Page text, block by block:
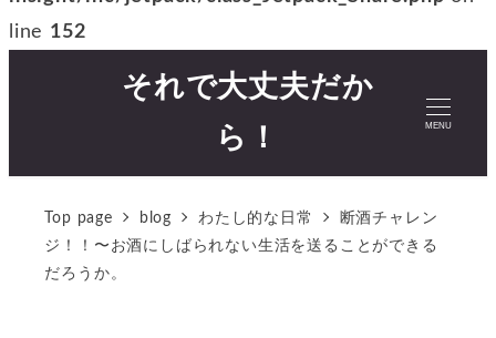
line 152
それで大丈夫だか
ら！
MENU
Top page blog わたし的な日常
断酒チャレン
ジ！！〜お酒にしばられない生活を送ることができる
だろうか。